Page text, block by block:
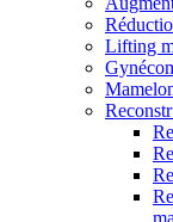
Lifting